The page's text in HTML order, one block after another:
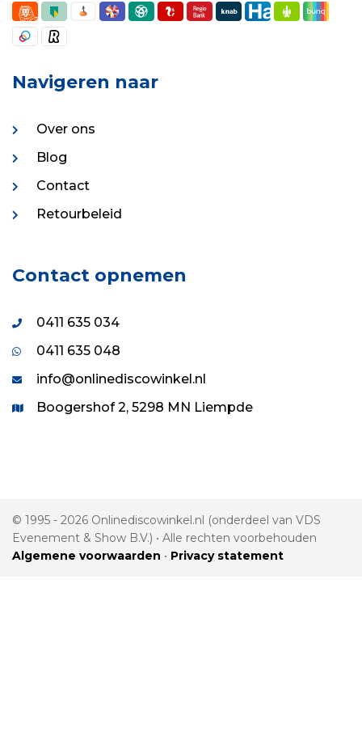
Navigeren naar
Over ons
Blog
Contact
Retourbeleid
Contact opnemen
0411 635 034
0411 635 048
info@onlinediscowinkel.nl
Boogershof 2, 5298 MN Liempde
© 1995 - 2026 Onlinediscowinkel.nl (onderdeel van VDS
Evenement & Show B.V.) • Alle rechten voorbehouden
Algemene voorwaarden • Privacy statement